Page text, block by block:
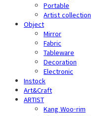
Portable
Artist collection
Object
Mirror
Fabric
Tableware
Decoration
Electronic
Instock
Art&Craft
ARTIST
Kang Woo-rim